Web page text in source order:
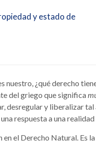
y estado de
nuestro, ¿qué derecho
del griego que significa
desregular y liberalizar
respuesta a una
en el Derecho Natural. Es